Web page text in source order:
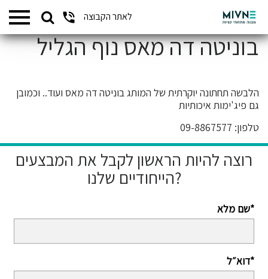
לאתר הקבוצהSearch
המתחמים שלנו
בוניטה דה מאס נוף הגליל
הלבשה תחתונה יוקרתית של המותג בוניטה דה מאס ועוד.. וכמובן
גם פיג'ימות איכותיות
טלפון: 09-8867577
רוצה להיות הראשון לקבל את המבצעים
הייחודיים שלנו?
שם מלא*
דוא״ל*